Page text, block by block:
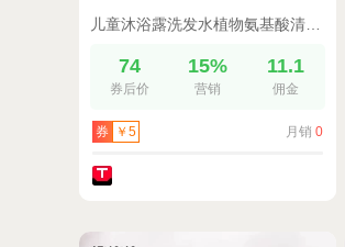
74
券后价
15%
营销
11.1
佣金
券 ￥5 月销 0